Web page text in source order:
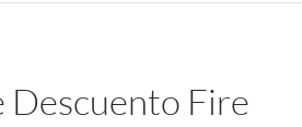
Descuento Fire